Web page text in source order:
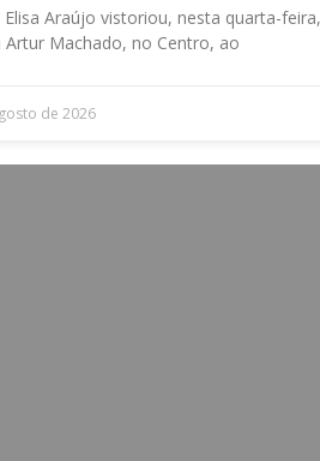
Araújo vistoriou, nesta quarta-feira,
Artur Machado, no Centro, ao
de 2026